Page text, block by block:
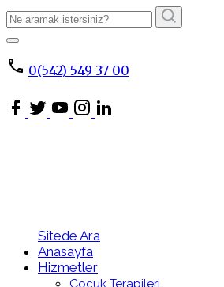
ARA
Arama
Sonucu:
0(542) 549 37 00
Sitede Ara
Anasayfa
Hizmetler
Çocuk Terapileri